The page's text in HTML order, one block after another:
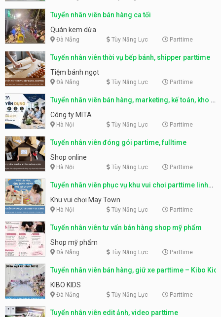
Tuyển nhân viên bán hàng ca tối
Quán kem dừa
Đà Nẵng Tùy Năng Lực Parttime
Tuyển nhân viên thời vụ bếp bánh, shipper parttime
Tiệm bánh ngọt
Đà Nẵng Tùy Năng Lực Parttime
Tuyển nhân viên bán hàng, marketing, kế toán, kho –
parttime, fulltime
Công ty MITA
Hà Nội Tùy Năng Lực Parttime
Tuyển nhân viên đóng gói partime, fulltime
Shop online
Hà Nội Tùy Năng Lực Parttime
Tuyển nhân viên phục vụ khu vui chơi parttime linh
động
Khu vui chơi May Town
Hà Nội Tùy Năng Lực Parttime
Tuyển nhân viên tư vấn bán hàng shop mỹ phẩm
Shop mỹ phẩm
Đà Nẵng Tùy Năng Lực Parttime
Tuyển nhân viên bán hàng, giữ xe parttime – Kibo Kid
KIBO KIDS
Đà Nẵng Tùy Năng Lực Parttime
Tuyển nhân viên edit ảnh, video parttime